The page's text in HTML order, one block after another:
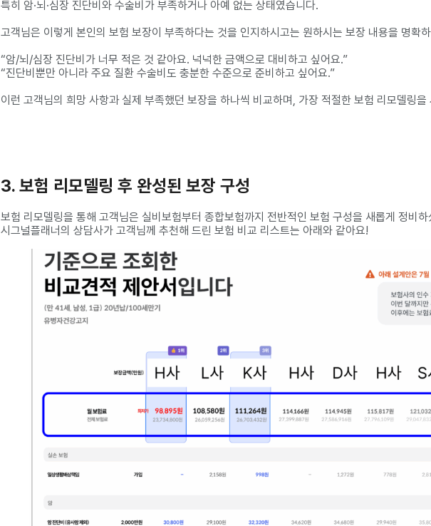
특히 암·뇌·심장 진단비와 수술비가 부족하거나 아예 없는 상태였습니다.
고객님은 이렇게 본인의 보험 보장이 부족하다는 것을 인지하시고는 원하시는 보장 내용을 명확
“암/뇌/심장 진단비가 너무 적은 것 같아요. 넉넉한 금액으로 대비하고 싶어요.”
“진단비뿐만 아니라 주요 질환 수술비도 충분한 수준으로 준비하고 싶어요.”
이런 고객님의 희망 사항과 실제 부족했던 보장을 하나씩 비교하며, 가장 적절한 보험 리모델링을
3. 보험 리모델링 후 완성된 보장 구성
보험 리모델링을 통해 고객님은 실비보험부터 종합보험까지 전반적인 보험 구성을 새롭게 정비
시그널플래너의 상담사가 고객님께 추천해 드린 보험 비교 리스트는 아래와 같아요!